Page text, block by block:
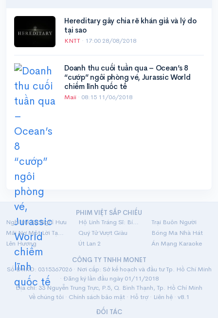
Hereditary gây chia rẽ khán giả và lý do
tại sao
KNTT · 17:00 28/08/2018
Doanh thu cuối tuần qua – Ocean’s 8
“cướp” ngôi phòng vé, Jurassic World
chiếm lĩnh quốc tế
Maii · 08:15 11/06/2018
PHIM VIỆT SẮP CHIẾU
Nghỉ Hè Sợ Nghỉ Hưu
Hộ Linh Tráng Sĩ: Bí Ẩn Mộ Vua Đinh
Trại Buôn Người
Mãi Nợ Một Lời Tạm Biệt
Quý Tử Vượt Giàu
Bóng Ma Nhà Hát
Lên Hương
Út Lan 2
Án Mạng Karaoke
CÔNG TY TNHH MONET
Số ĐKKD: 0315367026 · Nơi cấp: Sở kế hoạch và đầu tư Tp. Hồ Chí Minh
· Đăng ký lần đầu ngày 01/11/2018
Địa chỉ: 33 Nguyễn Trung Trực, P.5, Q. Bình Thạnh, Tp. Hồ Chí Minh
Về chúng tôi · Chính sách bảo mật · Hỗ trợ · Liên hệ · v8.1
ĐỐI TÁC